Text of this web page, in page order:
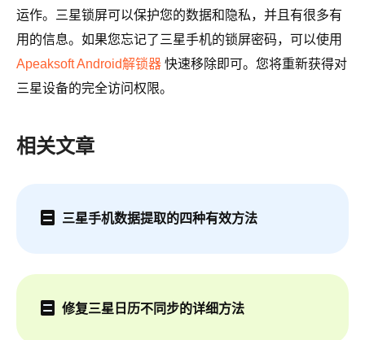
运作。三星锁屏可以保护您的数据和隐私，并且有很多有
用的信息。如果您忘记了三星手机的锁屏密码，可以使用
Apeaksoft Android解锁器 快速移除即可。您将重新获得对
三星设备的完全访问权限。
相关文章
三星手机数据提取的四种有效方法
修复三星日历不同步的详细方法